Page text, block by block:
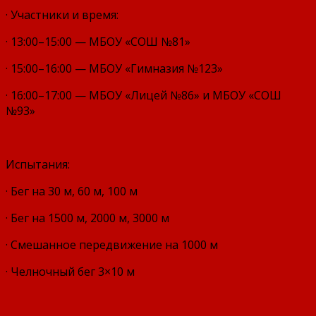
· Участники и время:
· 13:00–15:00 — МБОУ «СОШ №81»
· 15:00–16:00 — МБОУ «Гимназия №123»
· 16:00–17:00 — МБОУ «Лицей №86» и МБОУ «СОШ
№93»
Испытания:
· Бег на 30 м, 60 м, 100 м
· Бег на 1500 м, 2000 м, 3000 м
· Смешанное передвижение на 1000 м
· Челночный бег 3×10 м